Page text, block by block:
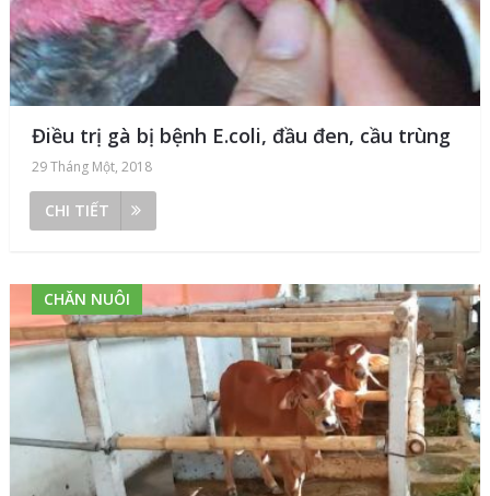
Điều trị gà bị bệnh E.coli, đầu đen, cầu trùng
29 Tháng Một, 2018
CHI TIẾT
CHĂN NUÔI